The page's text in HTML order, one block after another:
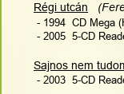
Régi utcán
- 1994  CD Mega
- 2005  5-CD
Sajnos nem
- 2003  5-CD